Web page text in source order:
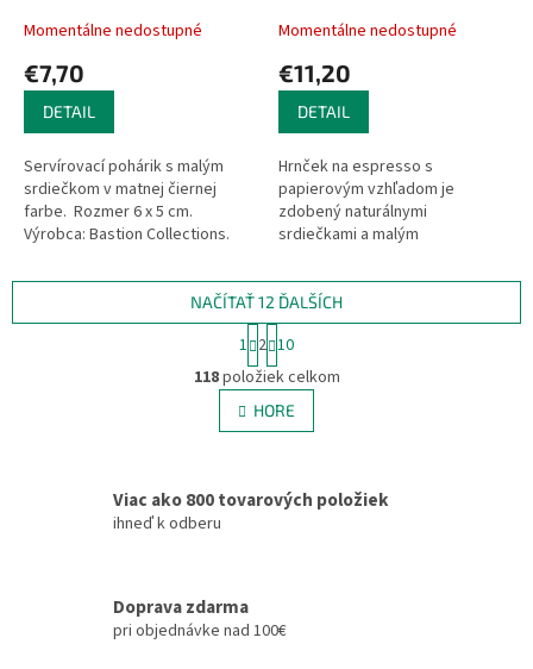
Momentálne nedostupné
€7,70
DETAIL
Servírovací pohárik s malým
srdiečkom v matnej čiernej
farbe. Rozmer 6 x 5 cm.
Výrobca: Bastion Collections.
Momentálne nedostupné
€11,20
DETAIL
Hrnček na espresso s
papierovým vzhľadom je
zdobený naturálnymi
srdiečkami a malým
je ideálny na pravé...
O
v
l
á
c
k
NAČÍTAŤ 12 ĎALŠÍCH
t
r
á
n
k
a
1 2 10
118položiek celkom
HORE
Viac ako 800 tovarových položiek
ihneď k odberu
Doprava zdarma
pri objednávke nad 100€